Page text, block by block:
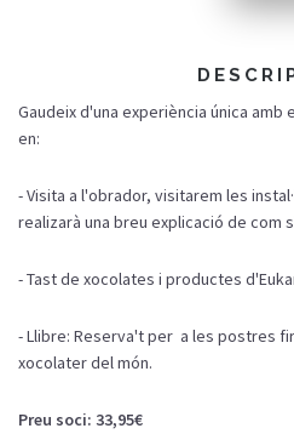
Gaudeix d'una experiència única amb
en:
- Visita a l'obrador, visitarem les
realizarà una breu explicació de com
- Tast de xocolates i productes
- Llibre: Reserva't per a les postres
xocolater del món.
Preu soci: 33,95€